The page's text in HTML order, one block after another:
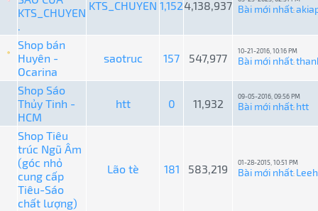
KTS_CHUYEN
.
KTS_CHUYEN 1,1524,138,937 Bài mới nhất:
Shop bán
Huyên -
Ocarina
saotruc 157 547,977
10-21-2016, 10:16 PM
Bài mới nhất:
Shop Sáo
Thủy Tinh -
HCM
htt 0 11,932
09-05-2016, 09:56 PM
Bài mới nhất: htt
Shop Tiêu
trúc Ngũ Âm
(góc nhỏ
cung cấp
Tiêu-Sáo
chất lượng)
Lão tè 181 583,219 01-28-2015, 10:51 PM
Bài mới nhất: